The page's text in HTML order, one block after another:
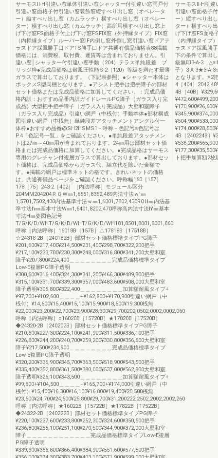
サーモスⅡ-H引違い窓単体引違い窓シャッター付引違い窓雨戸付
引違い窓面格子付引違い窓装飾窓縦すべり出し窓（オペレータ
ー）縦すべり出し窓（カムラッチ）横すべり出し窓（オペレー
ター）横すべり出し窓（カムラッチ）高所用横すべり出し窓上
げ下げ窓FS面格子付上げ下げ窓FSFIX窓（外押縁タイプ）FIX窓
（内押縁タイプ）ルーバー窓IF内倒し窓外倒し窓引違い窓ドアテ
ラスドア採風勝手口ドアFS勝手口ドア共通有償品価格表88掲載
価格には、消費税、取付費、運賃等は含まれておりません。引
違い窓│シャッター付引違い窓手動（204）テラス単純段差 ブ
リッジ枠●完成品価格は耐風圧性能S-2（120）等級を満たす最薄
ガラスで算出しております。（下記表参照）●シャッター本体は
ボックスS型同梱となります。●アシスト把手は把手障子の部材
セット価格または完成品価格に加算してください。：完成品価
格内訳：おすすめ品番内訳ガイドレールPG障子（ガラス入り完
成品）大型把手把手障子（ガラス入り完成品）大壁和室障子
（ガラス入り完成品）引違い網戸（中桟付）手動本体●部材構成
図引違い網戸（中桟無）単純段差アタッチメントアングル付一
体枠●おすすめ品番@SH2HSMS1－呼称－色記号※色記号は
P.4「色記号一覧」をご確認ください。●単純段差アタッチメン
トは27㎜～40㎜用が含まれております。24㎜用は部材セット価
格または完成品価格に加算してください。●完成品格はサーモス
専用のグレチャン付複層ガラスで算出しております。●部材セッ
ト価格は、完成品価格からガラス代、組立代を除いた金額で
す。●掲載の網戸は標準ネットの格です。きれいネットの価格
は、共通有償品ページをご確認ください。呼称幅160［157］
178［75］243-2［402］［内法呼称］モジュール区分
204MM204204ＲＯＷ㎜1,6551,8352,489内法寸法ｗ'㎜
1,5701,7502,400内法基準寸法ｗ㎜1,6001,7802,430ROH㎜内法基
準寸法h㎜基本寸法W㎜1,6401,8202,470呼称高内法寸法h'㎜基本
寸法H㎜姿図色記号
T/G/K/D/WHT/G/K/D/WHT/G/K/D/WH181,8501,8001,8001,860
呼称［内法呼称］16018B［157B］△17818B［17518B］
☆24318-2B［240182B］部材セット価格標準タイプPG障子
¥201,600¥217,400¥214,500¥231,400¥298,700¥322,200把手
¥217,100¥233,700¥230,300¥248,000¥316,800¥341,200大壁和室
障子¥207,800¥224,400＿＿＿＿＿＿＿＿完成品価格標準タイプ
Low-E複層PG障子透明
¥300,600¥316,400¥324,300¥341,200¥466,300¥489,800把手
¥315,100¥331,700¥339,300¥357,000¥483,600¥508,000大壁和室
障子透明¥305,800¥322,400＿＿＿＿＿＿＿＿加算額耐風タイプ+
¥97,700+¥102,600＿＿＿＿+¥162,800+¥170,900引違い網戸（中
桟付）¥14,600¥15,400¥15,100¥15,900¥18,500¥19,300桟無
¥22,000¥23,200¥22,700¥23,900¥28,300¥29,700202,0502,0002,0002,060
呼称［内法呼称］○16020B［15720B］★17820B［17520B］
◆24320-2B［240202B］部材セット価格標準タイプPG障子
¥210,600¥227,300¥224,100¥241,900¥311,500¥336,100把手
¥226,800¥244,200¥240,700¥259,200¥330,800¥356,600大壁和室
障子¥217,500¥234,900＿＿＿＿＿＿＿＿完成品価格標準タイプ
Low-E複層PG障子透明
¥320,200¥336,900¥345,700¥363,500¥518,900¥543,500把手
¥335,400¥352,800¥361,500¥380,000¥537,000¥562,800大壁和室
障子透明¥326,100¥343,500＿＿＿＿＿＿＿＿加算額耐風タイプ+
¥99,600+¥104,500＿＿＿＿+¥165,700+¥174,000引違い網戸（中
桟付）¥15,400¥16,300¥16,100¥16,800¥19,400¥20,500桟無
¥23,500¥24,700¥24,500¥25,800¥29,700¥31,200222,2502,2002,2002,260
呼称［内法呼称］★16022B［15722B］★17822B［17522B］
◆24322-2B［240222B］部材セット価格標準タイプPG障子
¥220,100¥237,600¥233,800¥252,300¥324,600¥350,500把手
¥236,800¥255,100¥251,100¥270,500¥344,900¥372,000大壁和室
障子＿＿＿＿＿＿＿＿＿＿＿＿完成品価格標準タイプLow-E複層
PG障子透明
¥339,300¥356,800¥366,400¥384,900¥551,600¥577,500把手
サーモスⅡ-H引違
引違い窓面格子
ー）縦すべり出
ター）横すべり
げ下げ窓FS面格
（内押縁タイプ
ラスドア採風勝
下の条件で算出
級無印3-A-3
子）3-A-3★3-A-
となります。※2
4［404］
4B［40B］
4B［240224B］
ト把手加算額2